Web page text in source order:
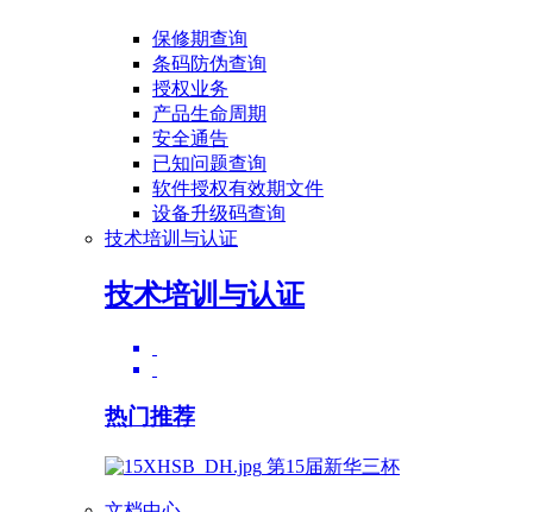
保修期查询
条码防伪查询
授权业务
产品生命周期
安全通告
已知问题查询
软件授权有效期文件
设备升级码查询
技术培训与认证
技术培训与认证
热门推荐
第15届新华三杯